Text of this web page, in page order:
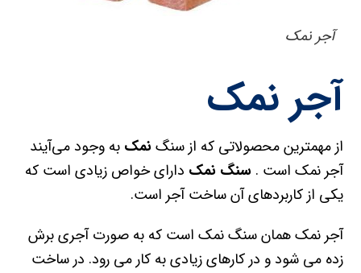
آجر نمک
آجر نمک
از مهمترین محصولاتی که از سنگ نمک به وجود می‌آیند
آجر نمک است . سنگ نمک دارای خواص زیادی است که
یکی از کاربردهای آن ساخت آجر است.
آجر نمک همان سنگ نمک است که به صورت آجری برش
زده می شود و در کارهای زیادی به کار می رود. در ساخت